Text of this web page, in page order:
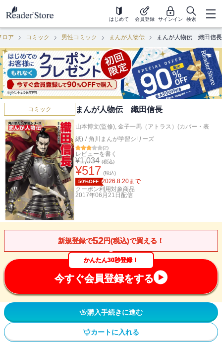
はじめて 会員登録 サインイン 検索
ロア コミック 男性コミック まんが人物伝 まんが人物伝 織田信長
コミック まんが人物伝 織田信長
山本博文(監修), 金子一馬（アトラス）(カバー・表
紙) / 角川まんが学習シリーズ
(2)
レビューを書く
¥1,034 (税込)
¥517 (税込)
50%OFF 2026.8.20まで
クーポン利用対象商品
2017年06月21日 配信
新規登録で52円(税込)で買える！
かんたん30秒登録！
今すぐ会員登録をする
購入手続きに進む
カートに入れる